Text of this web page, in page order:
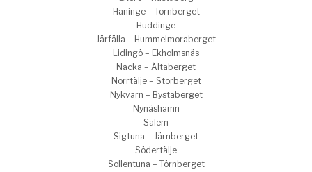
Haninge – Tornberget
Huddinge
Järfälla – Hummelmoraberget
Lidingö – Ekholmsnäs
Nacka – Ältaberget
Norrtälje – Storberget
Nykvarn – Bystaberget
Nynäshamn
Salem
Sigtuna – Järnberget
Södertälje
Sollentuna – Törnberget